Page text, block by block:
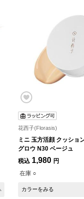
花西子(Florasis)
ミニ 玉方活顔 クッショ
グロウ N30 ベージュ
税込 1,980 円
在庫 ○
カラーをみる